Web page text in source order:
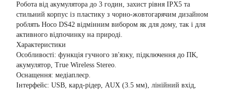
Робота від акумулятора до 3 годин, захист рівня IPX5 та
стильний корпус із пластику з чорно-жовтогарячим дизайном
роблять Hoco DS42 відмінним вибором як для дому, так і для
активного відпочинку на природі.
Характеристики
Особливості: функція гучного зв'язку, підключення до ПК,
акумулятор, True Wireless Stereo.
Оснащення: медіаплеєр.
Інтерфейс: USB, кард-рідер, AUX (3.5 мм), лінійний вхід,